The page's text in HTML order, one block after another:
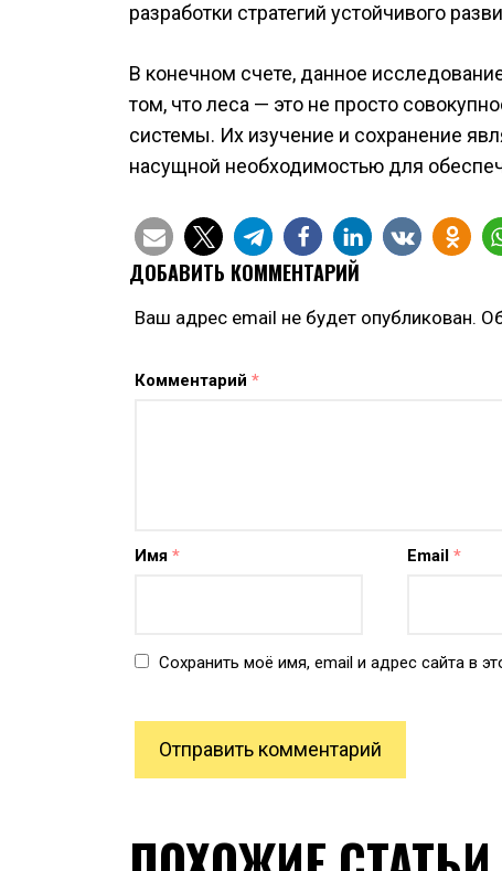
разработки стратегий устойчивого
В конечном счете, данное
том, что леса — это не просто
системы. Их изучение и сохранение
насущной необходимостью для
ДОБАВИТЬ КОММЕНТАРИЙ
Ваш адрес email не будет опубликован.
Комментарий *
Имя * Email *
Сохранить моё имя, email и адрес сайта в